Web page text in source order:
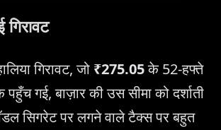
गिरावट, जो ₹275.05के 52-हफ्ते
गई, बाज़ार की उस सीमा को दर्शाती
सिगरेट पर लगने वाले टैक्स पर बहुत